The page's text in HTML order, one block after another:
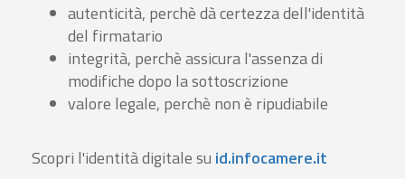
autenticità, perchè dà certezza dell'identità
del firmatario
integrità, perchè assicura l'assenza di
modifiche dopo la sottoscrizione
valore legale, perchè non è ripudiabile
Scopri l'identità digitale su id.infocamere.it